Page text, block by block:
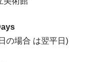
の場合 は翌平日)